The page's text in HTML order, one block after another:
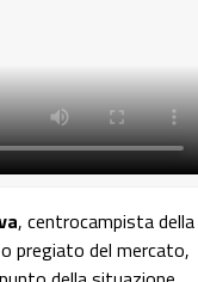
, centrocampista della
pregiato del mercato,